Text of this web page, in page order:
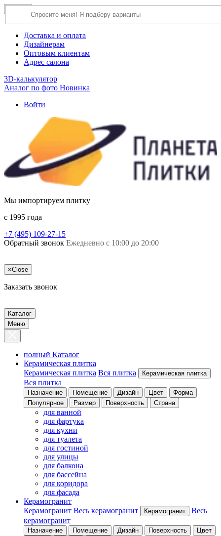
О компании
Доставка и оплата
Дизайнерам
Оптовым клиентам
Адрес салона
3D-калькулятор
Аналог по фото Новинка
Войти
Мы импортируем плитку
c 1995 года
+7 (495) 109-27-15
Обратный звонок Ежедневно с 10:00 до 20:00
×Close
Заказать звонок
Каталог
Меню
полный Каталог
Керамическая плитка
Керамическая плитка Вся плитка Керамическая плитка
Вся плитка
Назначение Помещение Дизайн Цвет
Форма
Популярное
Размер Поверхность Страна
для ванной
для фартука
для кухни
для туалета
для гостиной
для улицы
для балкона
для бассейна
для коридора
для фасада
Керамогранит
Керамогранит Весь керамогранит Керамогранит
Весь
керамогранит
Назначение Помещение Дизайн Поверхность
Цвет